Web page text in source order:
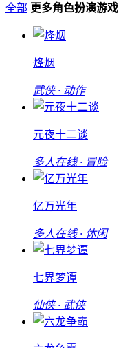
全部 更多角色扮演游戏
烽烟
武侠 · 动作
元夜十二谈
多人在线 · 冒险
亿万光年
多人在线 · 休闲
七界梦谭
仙侠 · 武侠